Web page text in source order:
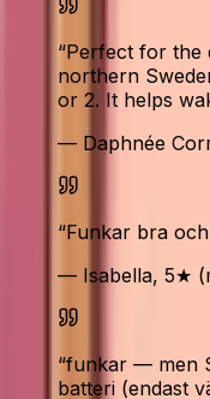
“Perfect for the
northern
or 2. It helps
— Daphnée
“Funkar bra
— Isabella, 5★
“funkar — men
batteri (endast